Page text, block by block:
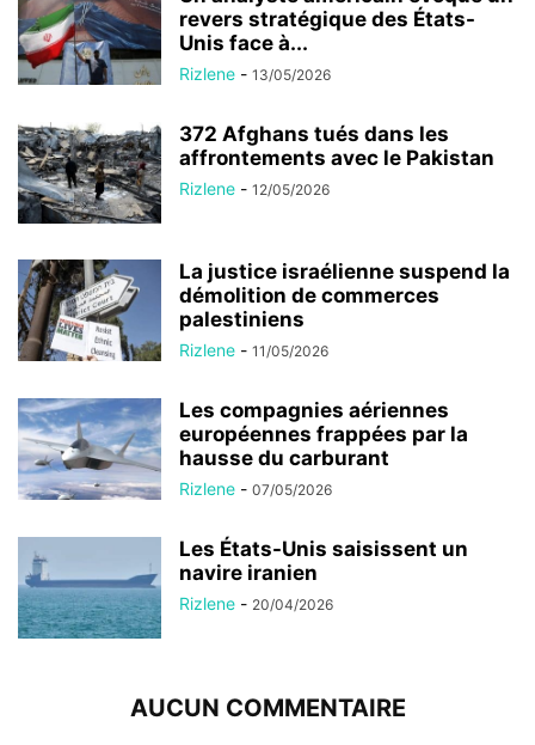
revers stratégique des États-
Unis face à...
Rizlene - 13/05/2026
372 Afghans tués dans les
affrontements avec le Pakistan
Rizlene - 12/05/2026
La justice israélienne suspend la
démolition de commerces
palestiniens
Rizlene - 11/05/2026
Les compagnies aériennes
européennes frappées par la
hausse du carburant
Rizlene - 07/05/2026
Les États-Unis saisissent un
navire iranien
Rizlene - 20/04/2026
AUCUN COMMENTAIRE